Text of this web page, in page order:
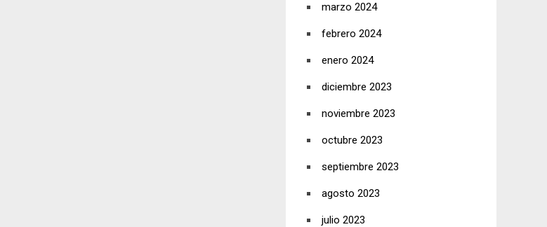
marzo 2024
febrero 2024
enero 2024
diciembre 2023
noviembre 2023
octubre 2023
septiembre 2023
agosto 2023
julio 2023